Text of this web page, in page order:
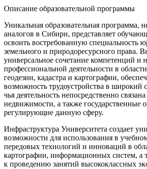
Описание образовательной программы
Уникальная образовательная программа,
аналогов в Сибири, представляет
освоить востребованную специальность
земельного и природоресурсного права.
универсальное сочетание компетенций и
профессиональной деятельности в
геодезии, кадастра и картографии,
возможность трудоустройства в широкий
чья деятельность непосредственно
недвижимости, а также государственные
регулирующие данную сферу.
Инфраструктура Университета создает
возможности для использования в
передовых технологий и инноваций в
картографии, информационных систем, а
к проведению занятий высококлассных